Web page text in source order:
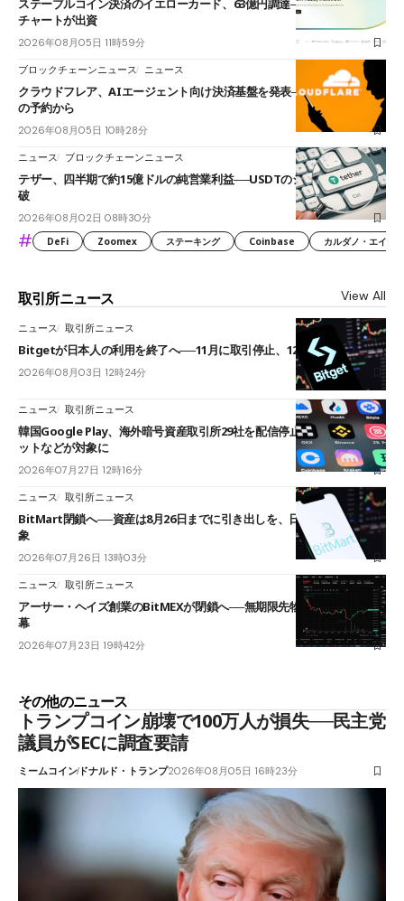
ステーブルコイン決済のイエローカード、63億円調達──ソニーやスタン
チャートが出資
2026年08月05日 11時59分
ブロックチェーンニュース ニュース
クラウドフレア、AIエージェント向け決済基盤を発表──まずハンドル名
の予約から
2026年08月05日 10時28分
ニュース ブロックチェーンニュース
テザー、四半期で約15億ドルの純営業利益──USDTのシェアは60%を突
破
2026年08月02日 08時30分
# DeFi Zoomex ステーキング Coinbase カルダノ・エイ
取引所ニュース View All
ニュース 取引所ニュース
Bitgetが日本人の利用を終了へ──11月に取引停止、12月末に強制決済
2026年08月03日 12時24分
ニュース 取引所ニュース
韓国Google Play、海外暗号資産取引所29社を配信停止──OKXやバイビ
ットなどが対象に
2026年07月27日 12時16分
ニュース 取引所ニュース
BitMart閉鎖へ──資産は8月26日までに引き出しを、日本人利用者も対
象
2026年07月26日 13時03分
ニュース 取引所ニュース
アーサー・ヘイズ創業のBitMEXが閉鎖へ──無期限先物を生んだ11年に
幕
2026年07月23日 19時42分
その他のニュース
トランプコイン崩壊で100万人が損失──民主党
議員がSECに調査要請
ミームコインドナルド・トランプ2026年08月05日 16時23分